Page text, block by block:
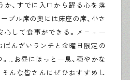
か、すでに入口から躍る心を落
ブル席の奥には床座の席、小さ
心して食事ができる。メニュー
ばんざいランチと金曜日限定の
…お昼にほっと一息、穏やかな
そんな皆さんにぜひおすすめし